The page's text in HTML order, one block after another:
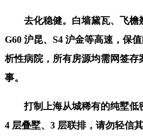
去化稳健。白墙黛瓦、飞檐
G60 沪昆、S4 沪金等高速，保
析性病院，所有房源均需网签
事。
打制上海从城稀有的纯墅低密
4 层叠墅、3 层联排，请勿轻信